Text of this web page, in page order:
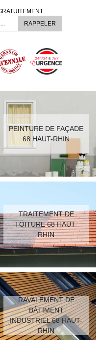
PEINTURE DE FAÇADE
68 HAUT-RHIN
TRAITEMENT DE
TOITURE 68 HAUT-
RHIN
RAVALEMENT DE
BÂTIMENT
INDUSTRIEL 68 HAUT-
RHIN